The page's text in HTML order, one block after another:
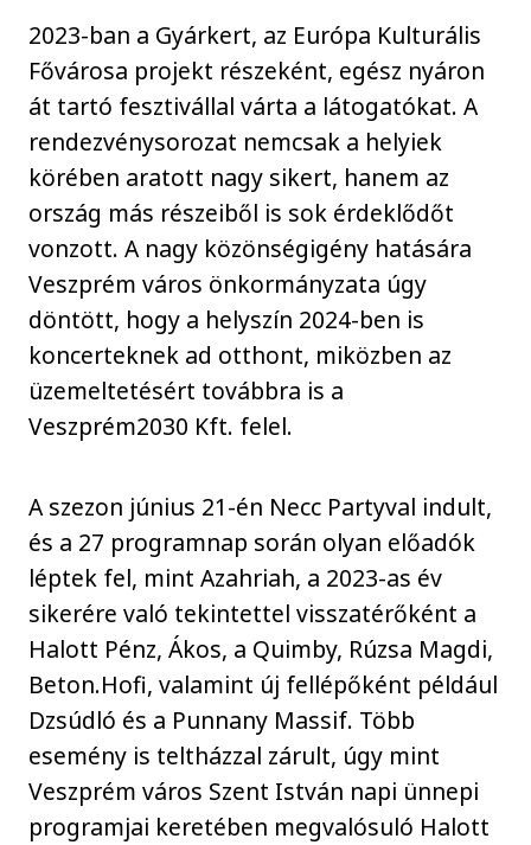
2023-ban a Gyárkert, az Európa Kulturális
Fővárosa projekt részeként, egész nyáron
át tartó fesztivállal várta a látogatókat. A
rendezvénysorozat nemcsak a helyiek
körében aratott nagy sikert, hanem az
ország más részeiből is sok érdeklődőt
vonzott. A nagy közönségigény hatására
Veszprém város önkormányzata úgy
döntött, hogy a helyszín 2024-ben is
koncerteknek ad otthont, miközben az
üzemeltetésért továbbra is a
Veszprém2030 Kft. felel.
A szezon június 21-én Necc Partyval indult,
és a 27 programnap során olyan előadók
léptek fel, mint Azahriah, a 2023-as év
sikerére való tekintettel visszatérőként a
Halott Pénz, Ákos, a Quimby, Rúzsa Magdi,
Beton.Hofi, valamint új fellépőként például
Dzsúdló és a Punnany Massif. Több
esemény is teltházzal zárult, úgy mint
Veszprém város Szent István napi ünnepi
programjai keretében megvalósuló Halott